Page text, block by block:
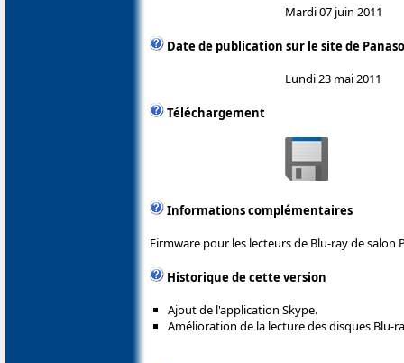
Mardi 07 juin 2011
Date de publication sur le site de
Lundi 23 mai 2011
Téléchargement
Informations complémentaires
Firmware pour les lecteurs de Blu-ray de salon
Historique de cette version
Ajout de l'application Skype.
Amélioration de la lecture des disques Blu-